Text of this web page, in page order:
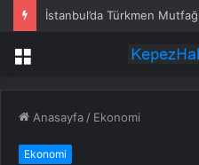
İstanbul’da Türkmen
Menü
Anasayfa / Ekonomi
Ekonomi